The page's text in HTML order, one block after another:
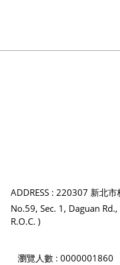
ADDRESS : 220307 新北
No.59, Sec. 1, Daguan
R.O.C. )
瀏覽人數 : 0000001860